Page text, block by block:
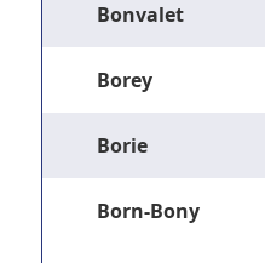
Bonvalet
Borey
Borie
Born-Bony